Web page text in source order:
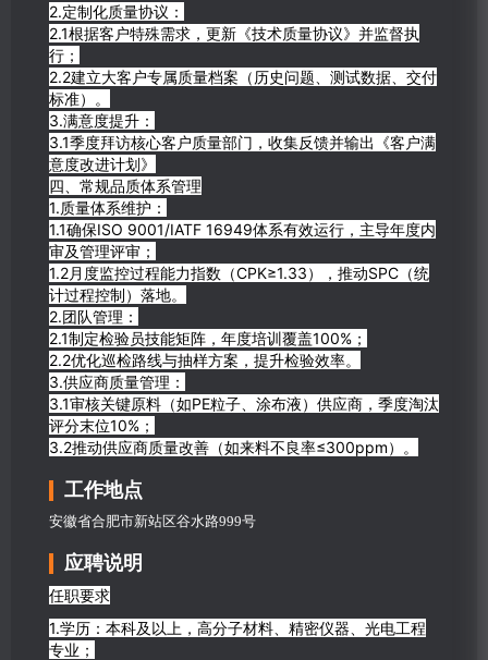
2.定制化质量协议：
2.1根据客户特殊需求，更新《技术质量协议》并监督执
行；
2.2建立大客户专属质量档案（历史问题、测试数据、交付
标准）。
3.满意度提升：
3.1季度拜访核心客户质量部门，收集反馈并输出《客户满
意度改进计划》
四、常规品质体系管理
1.质量体系维护：
1.1确保ISO 9001/IATF 16949体系有效运行，主导年度内
审及管理评审；
1.2月度监控过程能力指数（CPK≥1.33），推动SPC（统
计过程控制）落地。
2.团队管理：
2.1制定检验员技能矩阵，年度培训覆盖100%；
2.2优化巡检路线与抽样方案，提升检验效率。
3.供应商质量管理：
3.1审核关键原料（如PE粒子、涂布液）供应商，季度淘汰
评分末位10%；
3.2推动供应商质量改善（如来料不良率≤300ppm）。
工作地点
安徽省合肥市新站区谷水路999号
应聘说明
任职要求
1.学历：本科及以上，高分子材料、精密仪器、光电工程
专业；